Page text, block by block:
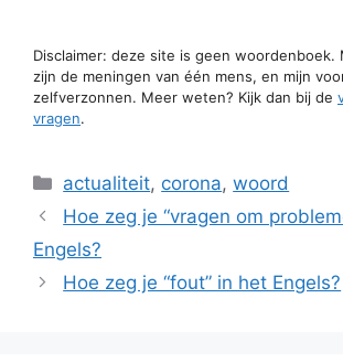
Disclaimer: deze site is geen woordenboek.
zijn de meningen van één mens, en mijn
zelfverzonnen. Meer weten? Kijk dan bij de
vragen.
Categorieën
actualiteit, corona,woord
Hoe zeg je “vragen om
Engels?
Hoe zeg je “fout” in het Engels?